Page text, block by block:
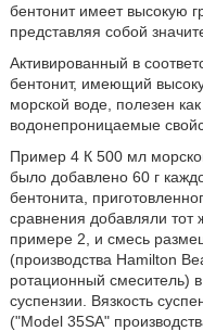
бентонит имеет высокую
представляя собой
Активированный в
бентонит, имеющий
морской воде, полезен
водонепроницаемые
Пример 4 К 500 мл
было добавлено 60 г
бентонита,
сравнения добавляли тот
примере 2, и смесь
(производства Hamilton
ротационный смеситель)
суспензии. Вязкость
("Model 35SA"